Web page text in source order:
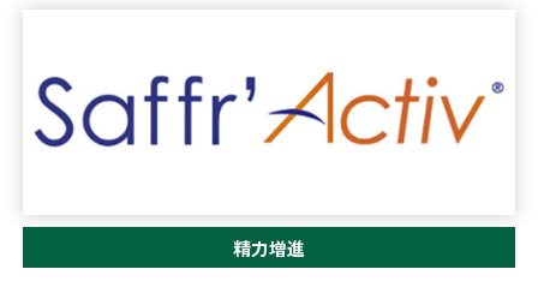
精力増進